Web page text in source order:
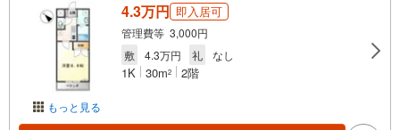
もっと見る
4.3万円 即入居可
管理費等 3,000円
敷
4.3万円 礼 なし
1K 30m2 2階